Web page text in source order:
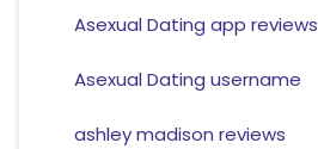
Asexual Dating app reviews
Asexual Dating username
ashley madison reviews